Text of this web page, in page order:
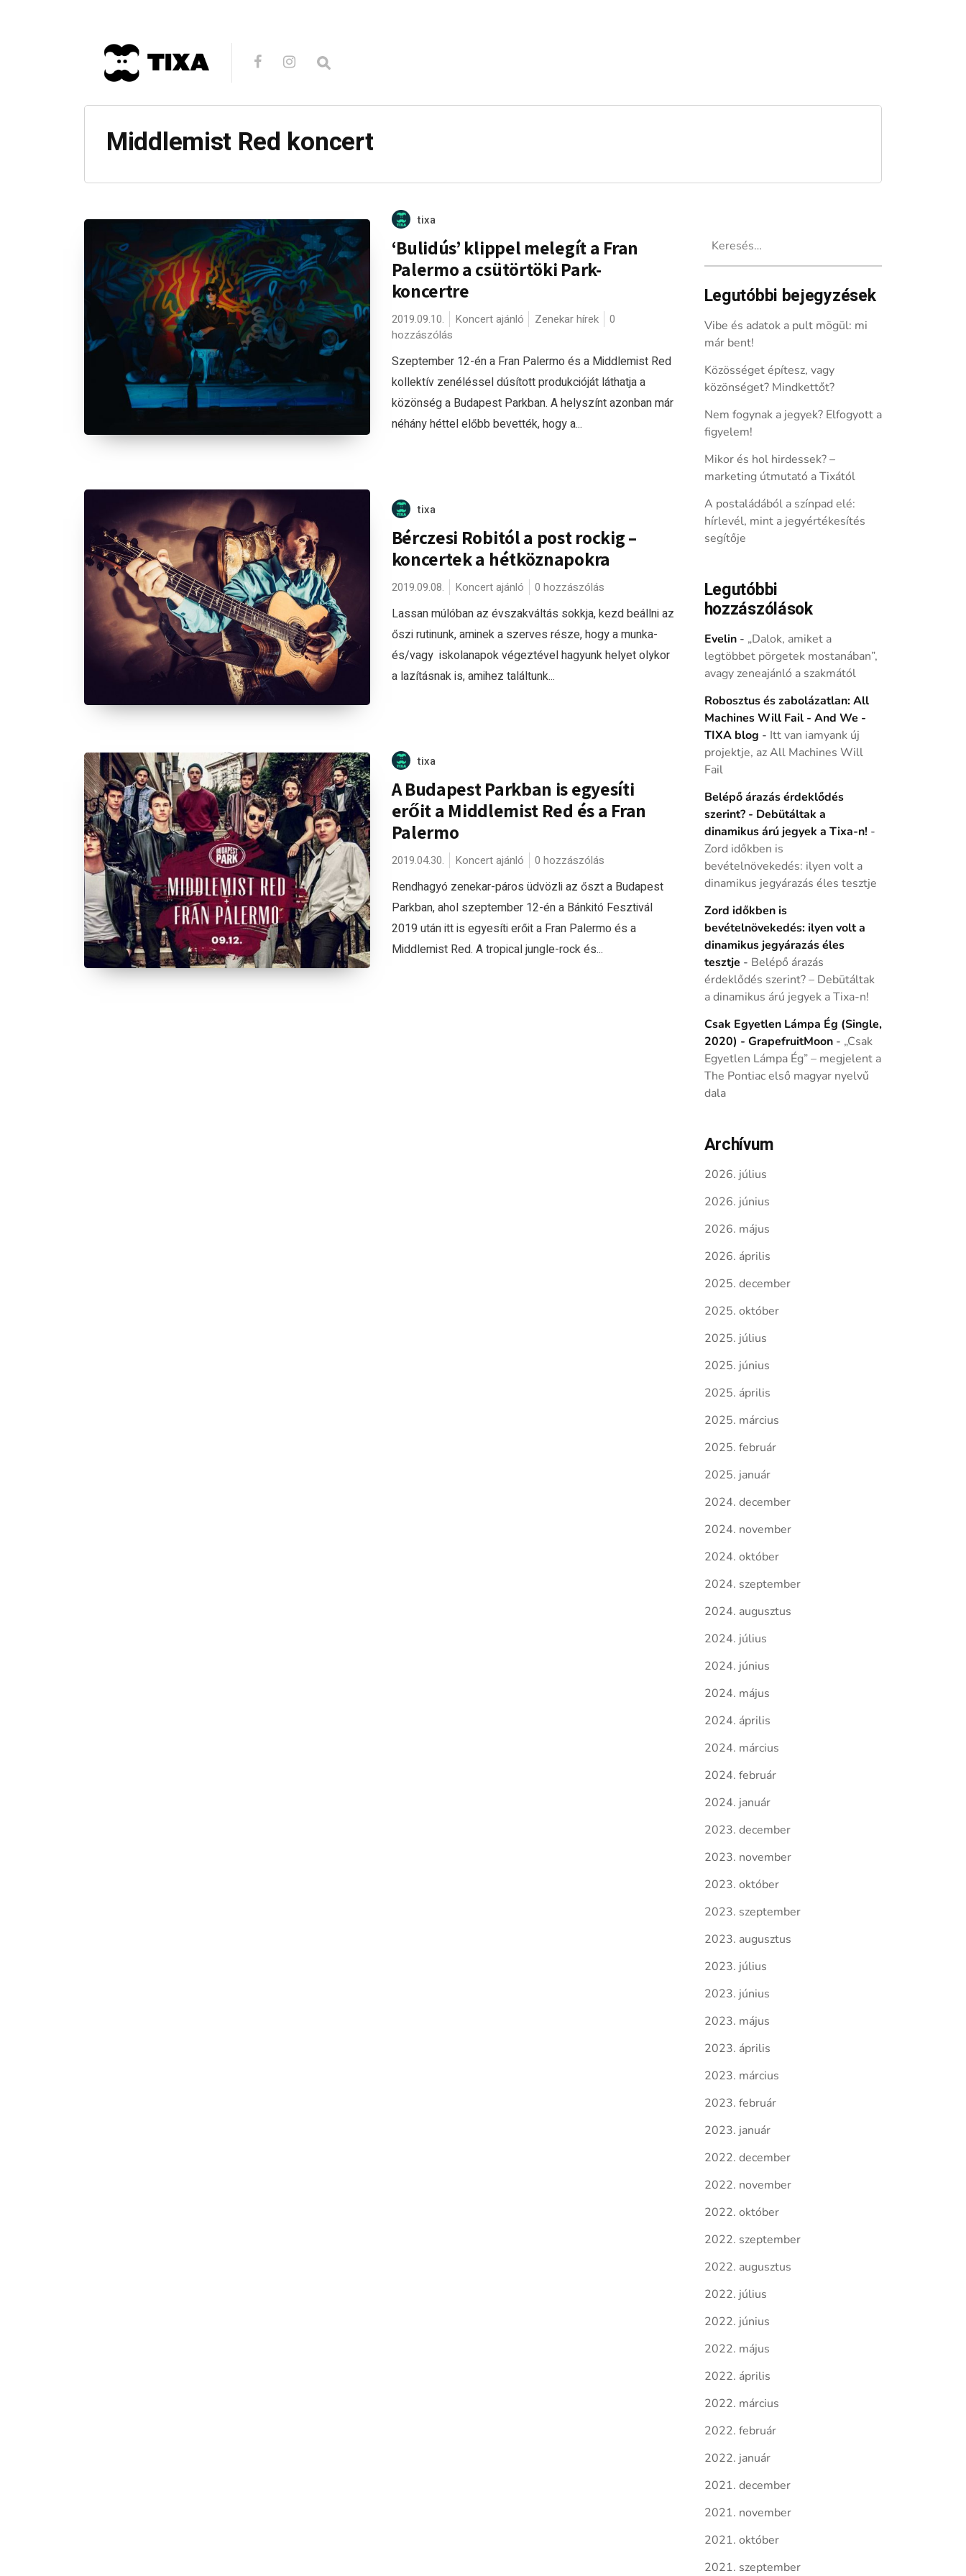
Middlemist Red koncert
tixa
‘Bulidús’ klippel melegít a Fran
Palermo a csütörtöki Park-
koncertre
2019.09.10. Koncert ajánló Zenekar hírek
0
hozzászólás
Szeptember 12-én a Fran Palermo és a Middlemist Red
kollektív zenéléssel dúsított produkcióját láthatja a
közönség a Budapest Parkban. A helyszínt azonban már
néhány héttel előbb bevették, hogy a...
tixa
Bérczesi Robitól a post rockig –
koncertek a hétköznapokra
2019.09.08. Koncert ajánló 0 hozzászólás
Lassan múlóban az évszakváltás sokkja, kezd beállni az
őszi rutinunk, aminek a szerves része, hogy a munka-
és/vagy iskolanapok végeztével hagyunk helyet olykor
a lazításnak is, amihez találtunk...
tixa
A Budapest Parkban is egyesíti
erőit a Middlemist Red és a Fran
Palermo
2019.04.30. Koncert ajánló 0 hozzászólás
Rendhagyó zenekar-páros üdvözli az őszt a Budapest
Parkban, ahol szeptember 12-én a Bánkitó Fesztivál
2019 után itt is egyesíti erőit a Fran Palermo és a
Middlemist Red. A tropical jungle-rock és...
Legutóbbi bejegyzések
Vibe és adatok a pult mögül: mi
már bent!
Közösséget építesz, vagy
közönséget? Mindkettőt?
Nem fogynak a jegyek? Elfogyott a
figyelem!
Mikor és hol hirdessek? –
marketing útmutató a Tixától
A postaládából a színpad elé:
hírlevél, mint a jegyértékesítés
segítője
Legutóbbi
hozzászólások
Evelin- „Dalok, amiket a
legtöbbet pörgetek mostanában”,
avagy zeneajánló a szakmától
Robosztus és zabolázatlan: All
Machines Will Fail - And We -
TIXA blog - Itt van iamyank új
projektje, az All Machines Will
Fail
Belépő árazás érdeklődés
szerint? - Debütáltak a
dinamikus árú jegyek a Tixa-n! -
Zord időkben is
bevételnövekedés: ilyen volt a
dinamikus jegyárazás éles tesztje
Zord időkben is
bevételnövekedés: ilyen volt a
dinamikus jegyárazás éles
tesztje - Belépő árazás
érdeklődés szerint? – Debütáltak
a dinamikus árú jegyek a Tixa-n!
Csak Egyetlen Lámpa Ég (Single,
2020) - GrapefruitMoon- „Csak
Egyetlen Lámpa Ég” – megjelent a
The Pontiac első magyar nyelvű
dala
Archívum
2026. július
2026. június
2026. május
2026. április
2025. december
2025. október
2025. július
2025. június
2025. április
2025. március
2025. február
2025. január
2024. december
2024. november
2024. október
2024. szeptember
2024. augusztus
2024. július
2024. június
2024. május
2024. április
2024. március
2024. február
2024. január
2023. december
2023. november
2023. október
2023. szeptember
2023. augusztus
2023. július
2023. június
2023. május
2023. április
2023. március
2023. február
2023. január
2022. december
2022. november
2022. október
2022. szeptember
2022. augusztus
2022. július
2022. június
2022. május
2022. április
2022. március
2022. február
2022. január
2021. december
2021. november
2021. október
2021. szeptember